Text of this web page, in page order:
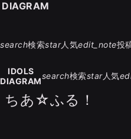
search検索star人気edit_note投
IDOLS
DIAGRAM
search検索star人気
ちあ☆ふる！